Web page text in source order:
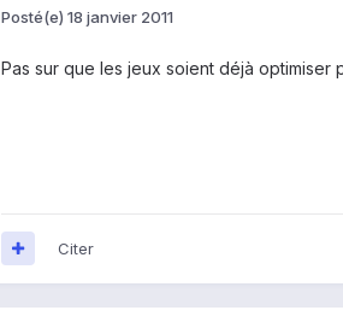
Posté(e) 18 janvier 2011
Pas sur que les jeux soient déjà optimiser
Citer